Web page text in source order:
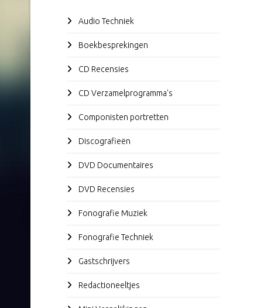
Audio Techniek
Boekbesprekingen
CD Recensies
CD Verzamelprogramma's
Componisten portretten
Discografieën
DVD Documentaires
DVD Recensies
Fonografie Muziek
Fonografie Techniek
Gastschrijvers
Redactioneeltjes